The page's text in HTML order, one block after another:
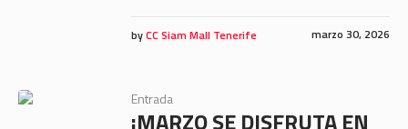
marzo 30, 2026
byCC Siam Mall Tenerife
Entrada
¡MARZO SE DISFRUTA EN